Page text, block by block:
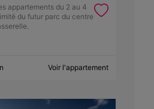
appartements du 2 au 4
du futur parc du centre
Voir l'appartement